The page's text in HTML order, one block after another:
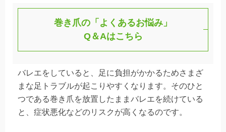
巻き爪の「よくあるお悩み」
Q＆Aはこちら
バレエをしていると、足に負担がかかるためさまざ
まな足トラブルが起こりやすくなります。そのひと
つである巻き爪を放置したままバレエを続けている
と、症状悪化などのリスクが高くなるのです。